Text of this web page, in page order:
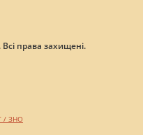
права захищені.
/ ЗНО